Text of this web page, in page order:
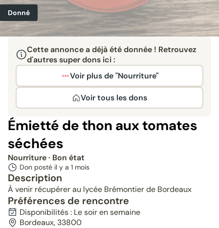
Donné
Cette annonce a déjà été donnée ! Retrouvez
d'autres super dons ici :
Voir plus de "Nourriture"
Voir tous les dons
Émietté de thon aux tomates
séchées
Nourriture· Bon état
Don posté il y a 1 mois
Description
À venir récupérer au lycée Brémontier de Bordeaux
Préférences de rencontre
Disponibilités : Le soir en semaine
Bordeaux, 33800